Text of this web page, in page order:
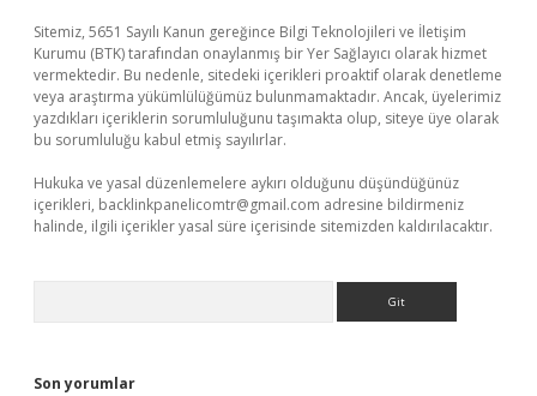
Sitemiz, 5651 Sayılı Kanun gereğince Bilgi Teknolojileri ve İletişim
Kurumu (BTK) tarafından onaylanmış bir Yer Sağlayıcı olarak hizmet
vermektedir. Bu nedenle, sitedeki içerikleri proaktif olarak denetleme
veya araştırma yükümlülüğümüz bulunmamaktadır. Ancak, üyelerimiz
yazdıkları içeriklerin sorumluluğunu taşımakta olup, siteye üye olarak
bu sorumluluğu kabul etmiş sayılırlar.
Hukuka ve yasal düzenlemelere aykırı olduğunu düşündüğünüz
içerikleri, backlinkpanelicomtr@gmail.com adresine bildirmeniz
halinde, ilgili içerikler yasal süre içerisinde sitemizden kaldırılacaktır.
Son yorumlar